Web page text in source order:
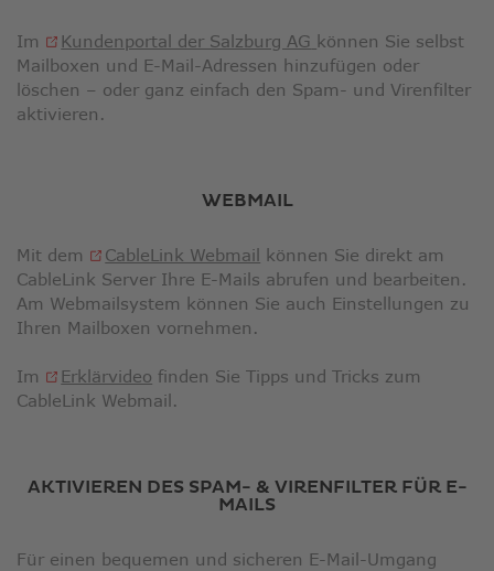
Im Kundenportal der Salzburg AG können Sie selbst
Mailboxen und E-Mail-Adressen hinzufügen oder
löschen – oder ganz einfach den Spam- und Virenfilter
aktivieren.
WEBMAIL
Mit dem CableLink Webmail Link
öffnet
in
können Sie direkt am
CableLink Server Ihre E-Mails abrufen und bearbeiten.
Am Webmailsystem können Sie auch Einstellungen zu
Ihren Mailboxen vornehmen.
Im Erklärvideo Link
öffnet
finden Sie Tipps und Tricks zum
CableLink Webmail.
AKTIVIEREN DES SPAM- & VIRENFILTER FÜR E-
MAILS
Für einen bequemen und sicheren E-Mail-Umgang